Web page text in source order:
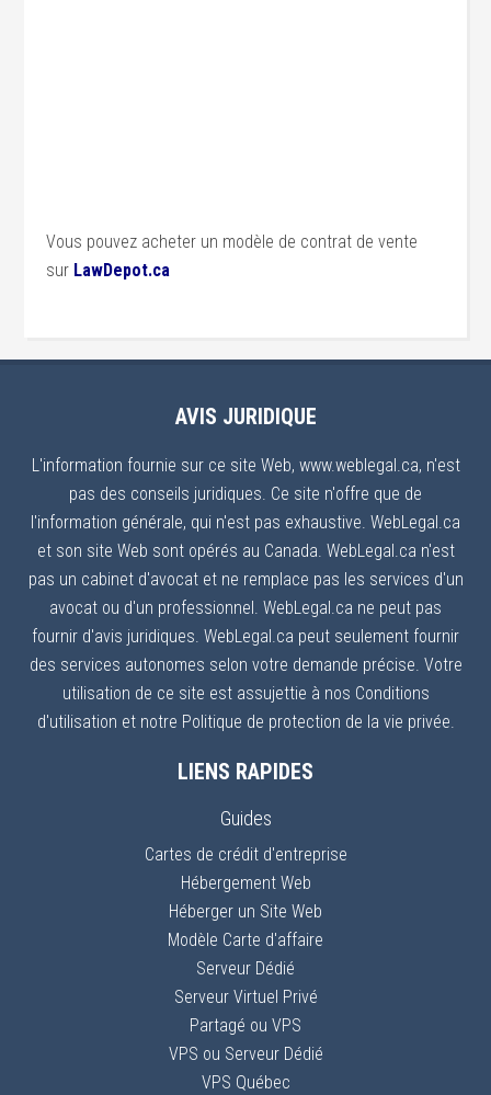
Vous pouvez acheter un modèle de contrat de vente
sur LawDepot.ca
AVIS JURIDIQUE
L'information fournie sur ce site Web, www.weblegal.ca, n'est
pas des conseils juridiques. Ce site n'offre que de
l'information générale, qui n'est pas exhaustive. WebLegal.ca
et son site Web sont opérés au Canada. WebLegal.ca n'est
pas un cabinet d'avocat et ne remplace pas les services d'un
avocat ou d'un professionnel. WebLegal.ca ne peut pas
fournir d'avis juridiques. WebLegal.ca peut seulement fournir
des services autonomes selon votre demande précise. Votre
utilisation de ce site est assujettie à nos Conditions
d'utilisation et notre Politique de protection de la vie privée.
LIENS RAPIDES
Guides
Cartes de crédit d'entreprise
Hébergement Web
Héberger un Site Web
Modèle Carte d'affaire
Serveur Dédié
Serveur Virtuel Privé
Partagé ou VPS
VPS ou Serveur Dédié
VPS Québec